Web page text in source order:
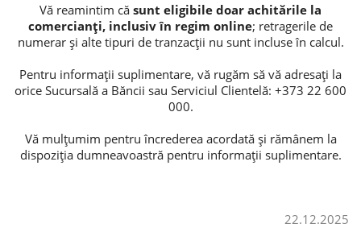
Vă reamintim că sunt eligibile doar achitările la
comercianți, inclusiv în regim online; retragerile de
numerar și alte tipuri de tranzacții nu sunt incluse în calcul.
Pentru informații suplimentare, vă rugăm să vă adresați la
orice Sucursală a Băncii sau Serviciul Clientelă: +373 22 600
000.
Vă mulțumim pentru încrederea acordată și rămânem la
dispoziția dumneavoastră pentru informații suplimentare.
22.12.2025